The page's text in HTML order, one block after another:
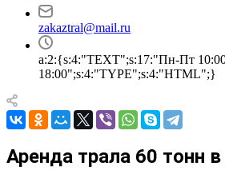
zakaztral@mail.ru
a:2:{s:4:"TEXT";s:17:"Пн-Пт
18:00";s:4:"TYPE";s:4:"HTML";}
Аренда трала 60 тонн